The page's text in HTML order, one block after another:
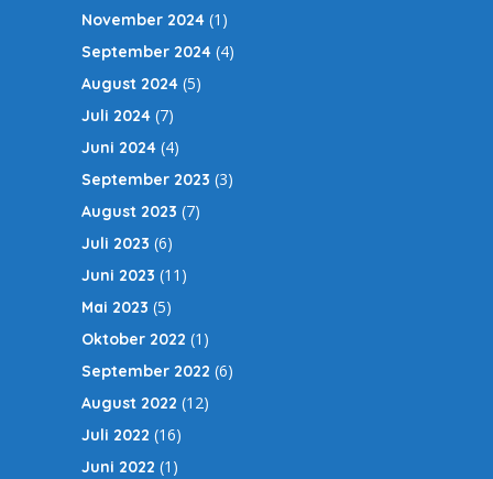
November 2024 (1)
September 2024 (4)
August 2024 (5)
Juli 2024 (7)
Juni 2024 (4)
September 2023 (3)
August 2023 (7)
Juli 2023 (6)
Juni 2023 (11)
Mai 2023 (5)
Oktober 2022 (1)
September 2022 (6)
August 2022 (12)
Juli 2022 (16)
Juni 2022 (1)